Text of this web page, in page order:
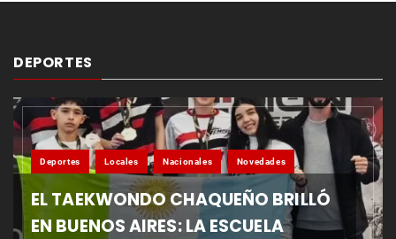
DEPORTES
Deportes Locales Nacionales Novedades
EL TAEKWONDO CHAQUEÑO BRILLÓ
EN BUENOS AIRES: LA ESCUELA